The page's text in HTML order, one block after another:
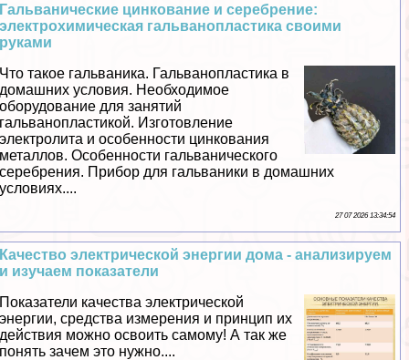
Гальванические цинкование и серебрение:
электрохимическая гальванопластика своими
руками
Что такое гальваника. Гальванопластика в
домашних условия. Необходимое
оборудование для занятий
гальванопластикой. Изготовление
электролита и особенности цинкования
металлов. Особенности гальванического
серебрения. Прибор для гальваники в домашних
условиях....
27 07 2026 13:34:54
Качество электрической энергии дома - анализируем
и изучаем показатели
Показатели качества электрической
энергии, средства измерения и принцип их
действия можно освоить самому! А так же
понять зачем это нужно....